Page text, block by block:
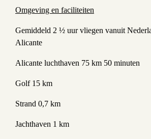
Omgeving en faciliteiten
Gemiddeld 2 ½ uur vliegen vanuit
Alicante
Alicante luchthaven 75 km 50 minuten
Golf 15 km
Strand 0,7 km
Jachthaven 1 km